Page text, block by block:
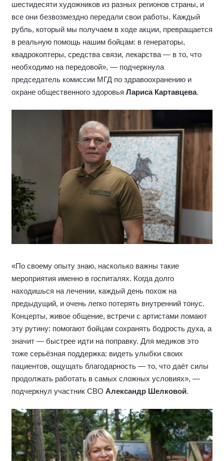
шестидесяти художников из разных регионов страны, и
все они безвозмездно передали свои работы. Каждый
рубль, который мы получаем в ходе акции, превращается
в реальную помощь нашим бойцам: в генераторы,
квадрокоптеры, средства связи, лекарства — в то, что
необходимо на передовой», — подчеркнула
председатель комиссии МГД по здравоохранению и
охране общественного здоровья Лариса Картавцева.
«По своему опыту знаю, насколько важны такие
мероприятия именно в госпиталях. Когда долго
находишься на лечении, каждый день похож на
предыдущий, и очень легко потерять внутренний тонус.
Концерты, живое общение, встречи с артистами ломают
эту рутину: помогают бойцам сохранять бодрость духа, а
значит — быстрее идти на поправку. Для медиков это
тоже серьёзная поддержка: видеть улыбки своих
пациентов, ощущать благодарность — то, что даёт силы
продолжать работать в самых сложных условиях», —
подчеркнул участник СВО Александр Шелковой.